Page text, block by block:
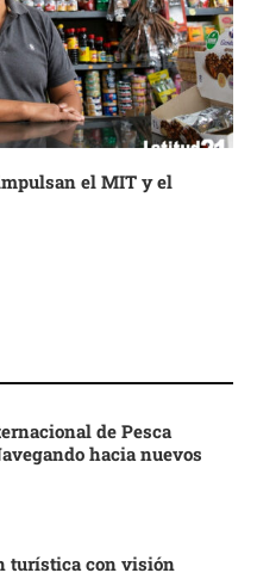
el MIT y el
de Pesca
hacia nuevos
turística con visión